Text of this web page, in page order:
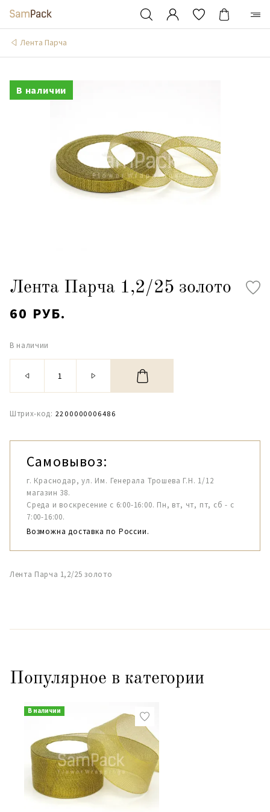
Лента Парча
В наличии
Лента Парча 1,2/25 золото
60 РУБ.
В наличии
Штрих-код: 2200000006486
Самовывоз:
г. Краснодар, ул. Им. Генерала Трошева Г.Н. 1/12
магазин 38.
Среда и воскресение с 6:00-16:00. Пн, вт, чт, пт, сб - с
7:00-16:00.
Возможна доставка по России.
Лента Парча 1,2/25 золото
Популярное в категории
В наличии